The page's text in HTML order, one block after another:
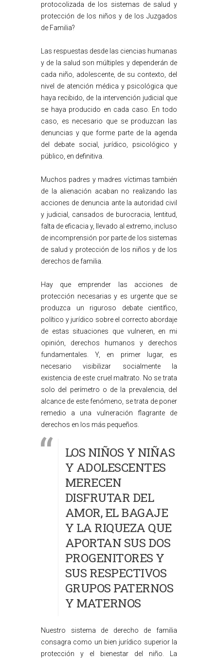
protocolizada de los sistemas de salud y
protección de los niños y de los Juzgados
de Familia?
Las respuestas desde las ciencias humanas
y de la salud son múltiples y dependerán de
cada niño, adolescente, de su contexto, del
nivel de atención médica y psicológica que
haya recibido, de la intervención judicial que
se haya producido en cada caso. En todo
caso, es necesario que se produzcan las
denuncias y que forme parte de la agenda
del debate social, jurídico, psicológico y
público, en definitiva.
Muchos padres y madres víctimas también
de la alienación acaban no realizando las
acciones de denuncia ante la autoridad civil
y judicial, cansados de burocracia, lentitud,
falta de eficacia y, llevado al extremo, incluso
de incomprensión por parte de los sistemas
de salud y protección de los niños y de los
derechos de familia.
Hay que emprender las acciones de
protección necesarias y es urgente que se
produzca un riguroso debate científico,
político y jurídico sobre el correcto abordaje
de estas situaciones que vulneren, en mi
opinión, derechos humanos y derechos
fundamentales. Y, en primer lugar, es
necesario visibilizar socialmente la
existencia de este cruel maltrato. No se trata
solo del perímetro o de la prevalencia, del
alcance de este fenómeno, se trata de poner
remedio a una vulneración flagrante de
derechos en los más pequeños.
LOS NIÑOS Y NIÑAS
Y ADOLESCENTES
MERECEN
DISFRUTAR DEL
AMOR, EL BAGAJE
Y LA RIQUEZA QUE
APORTAN SUS DOS
PROGENITORES Y
SUS RESPECTIVOS
GRUPOS PATERNOS
Y MATERNOS
Nuestro sistema de derecho de familia
consagra como un bien jurídico superior la
protección y el bienestar del niño. La